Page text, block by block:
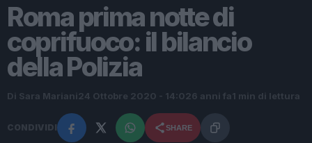
Roma prima notte di
coprifuoco: il bilancio
della Polizia
Di Sara Mariani24 Ottobre 2020 - 14:026 anni fa 1 min di lettura
CONDIVIDI SHARE